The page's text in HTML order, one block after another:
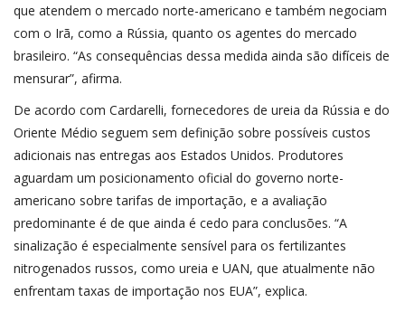
que atendem o mercado norte-americano e também negociam
com o Irã, como a Rússia, quanto os agentes do mercado
brasileiro. “As consequências dessa medida ainda são difíceis de
mensurar”, afirma.
De acordo com Cardarelli, fornecedores de ureia da Rússia e do
Oriente Médio seguem sem definição sobre possíveis custos
adicionais nas entregas aos Estados Unidos. Produtores
aguardam um posicionamento oficial do governo norte-
americano sobre tarifas de importação, e a avaliação
predominante é de que ainda é cedo para conclusões. “A
sinalização é especialmente sensível para os fertilizantes
nitrogenados russos, como ureia e UAN, que atualmente não
enfrentam taxas de importação nos EUA”, explica.